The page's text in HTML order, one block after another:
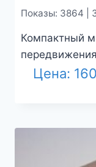
Показы: 3864 |
Компактный
Цена: